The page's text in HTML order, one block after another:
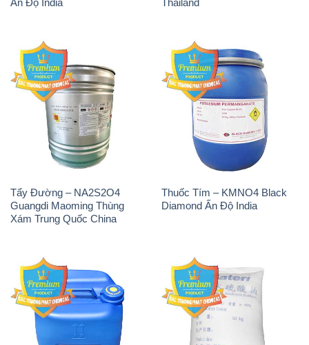
Ấn Độ India
Thailand
Tẩy Đường – NA2S2O4
Guangdi Maoming Thùng
Xám Trung Quốc China
Thuốc Tím – KMNO4 Black
Diamond Ấn Độ India